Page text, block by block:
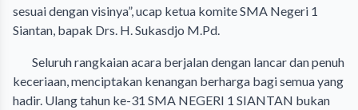
sesuai dengan visinya”, ucap ketua komite SMA Negeri 1
Siantan, bapak Drs. H. Sukasdjo M.Pd.
Seluruh rangkaian acara berjalan dengan lancar dan penuh
keceriaan, menciptakan kenangan berharga bagi semua yang
hadir. Ulang tahun ke-31 SMA NEGERI 1 SIANTAN bukan